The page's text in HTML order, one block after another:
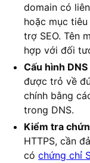
domain có
hoặc mục
trợ SEO. Tên
hợp với đối
Cấu hình
được trỏ về
chính bằng
trong DNS.
Kiểm tra
HTTPS, cần
có chứng chỉ